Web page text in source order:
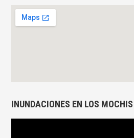
INUNDACIONES EN LOS MOCHIS